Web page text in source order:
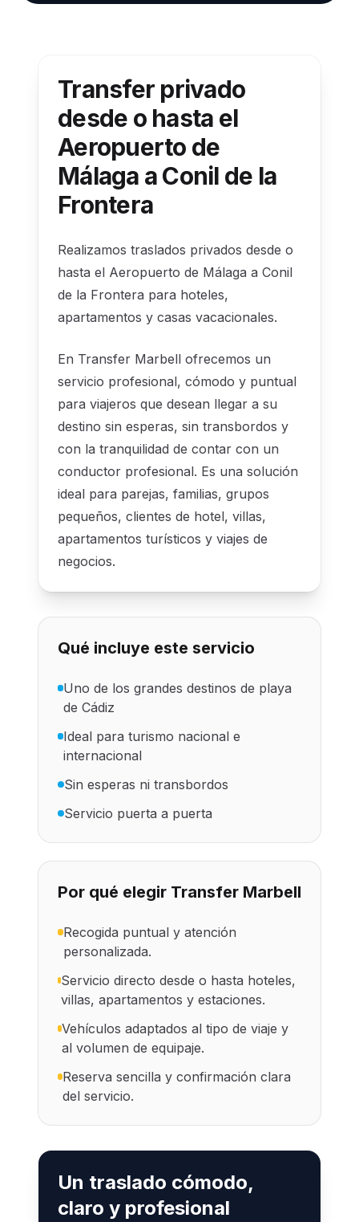
Transfer privado
desde o hasta el
Aeropuerto de
Málaga a Conil de la
Frontera
Realizamos traslados privados desde o
hasta el Aeropuerto de Málaga a Conil
de la Frontera para hoteles,
apartamentos y casas vacacionales.
En Transfer Marbell ofrecemos un
servicio profesional, cómodo y puntual
para viajeros que desean llegar a su
destino sin esperas, sin transbordos y
con la tranquilidad de contar con un
conductor profesional. Es una solución
ideal para parejas, familias, grupos
pequeños, clientes de hotel, villas,
apartamentos turísticos y viajes de
negocios.
Qué incluye este servicio
Uno de los grandes destinos de playa
de Cádiz
Ideal para turismo nacional e
internacional
Sin esperas ni transbordos
Servicio puerta a puerta
Por qué elegir Transfer Marbell
Recogida puntual y atención
personalizada.
Servicio directo desde o hasta hoteles,
villas, apartamentos y estaciones.
Vehículos adaptados al tipo de viaje y
al volumen de equipaje.
Reserva sencilla y confirmación clara
del servicio.
Un traslado cómodo,
claro y profesional